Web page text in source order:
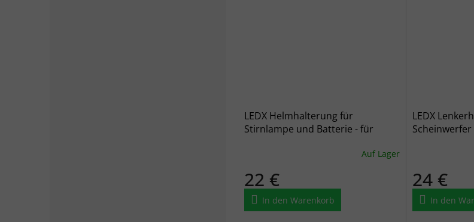
LEDX Helmhalterung für
Stirnlampe und Batterie - für
Auf Lager
22 €
In den Warenkorb
LEDX
Scheinwerfer
24 €
In den